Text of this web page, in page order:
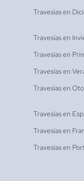
Travesías en
Travesías en
Travesías en
Travesías en
Travesías en
Travesías en
Travesías en
Travesías en